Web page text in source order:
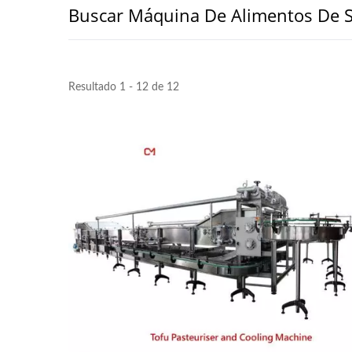
Buscar Máquina De Alimentos De
Resultado 1 - 12 de 12